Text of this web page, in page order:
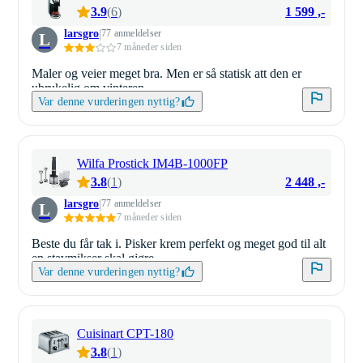
3.9(6) 1 599 ,-
L larsgro 77 anmeldelser
7 måneder siden
Maler og veier meget bra. Men er så statisk att den er
ubrukelig om vinteren.
Var denne vurderingen nyttig?
Wilfa Prostick IM4B-1000FP
3.8(1) 2 448 ,-
L larsgro 77 anmeldelser
7 måneder siden
Beste du får tak i. Pisker krem perfekt og meget god til alt
en stavmikser skal gjøre.
Var denne vurderingen nyttig?
Cuisinart CPT-180
3.8(1)